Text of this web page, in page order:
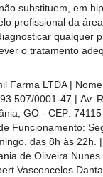
substituem, em
profissional da
qualquer
o tratamento
Farma LTDA |
0001-47 | Av.
GO - CEP:
Funcionamento:
das 8h às 22h.
de Oliveira
Vasconcelos